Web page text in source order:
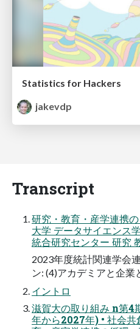
Statistics for Hackers
jakevdp
Transcript
研究・教育・産学連携
大学 データサイエンス
統合研究センター 研究
2023年度統計関連学会
ン: (4)アカデミアと企
イントロ
滋賀大の取り組み n第4
年から2027年) • 社会共